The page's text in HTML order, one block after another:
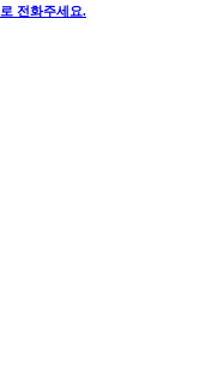
로 전화주세요.